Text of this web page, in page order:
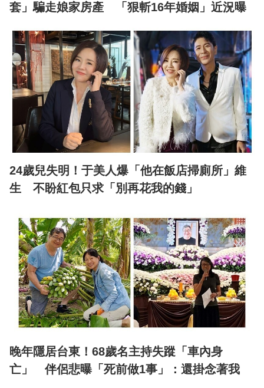
套」騙走娘家房產 「狠斬16年婚姻」近況曝
24歲兒失明！于美人爆「他在飯店掃廁所」維
生 不盼紅包只求「別再花我的錢」
晚年隱居台東！68歲名主持失蹤「車內身
亡」 伴侶悲曝「死前做1事」：還掛念著我